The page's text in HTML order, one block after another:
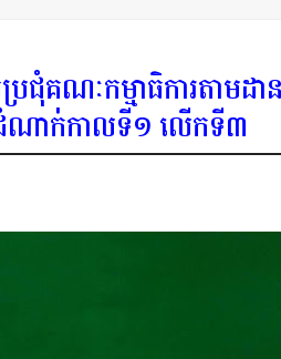
ប្រជុំគណៈកម្មាធិការតាមដាន
ដំណាក់កាលទី១ លើកទី៣